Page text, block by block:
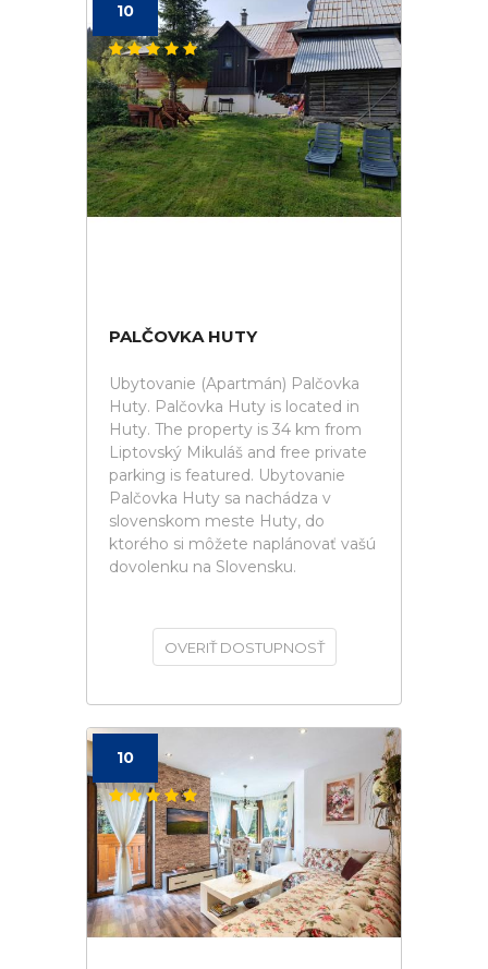
10
PALČOVKA HUTY
Ubytovanie (Apartmán) Palčovka
Huty. Palčovka Huty is located in
Huty. The property is 34 km from
Liptovský Mikuláš and free private
parking is featured. Ubytovanie
Palčovka Huty sa nachádza v
slovenskom meste Huty, do
ktorého si môžete naplánovať vašú
dovolenku na Slovensku.
OVERIŤ DOSTUPNOSŤ
10